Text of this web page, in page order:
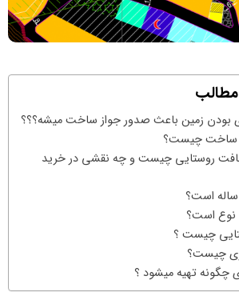
بودن زمین باعث صدور جواز ساخت میشه؟؟؟
ساخت چیست؟
روستایی چیست و چه نقشی در خرید